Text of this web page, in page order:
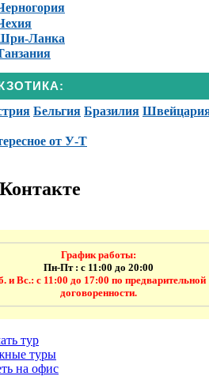
Ланка
Бельгия Бразилия
от У-Т
График работы:
Пн-Пт : с 11:00 до 20:00
и Вс.: с 11:00 до 17:00 по предварительной
договоренности.
тур
туры
на офис